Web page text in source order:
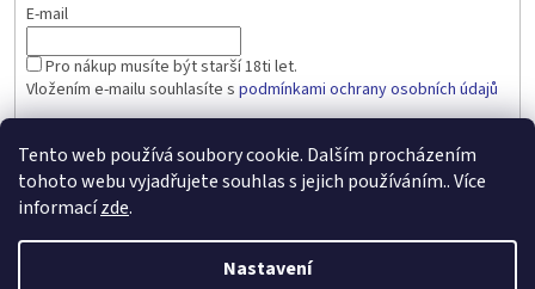
Tento web používá soubory cookie. Dalším procházením
tohoto webu vyjadřujete souhlas s jejich používáním.. Více
informacízde.
Nastavení
E-mail
Pro nákup musíte být starší 18ti let.
Vložením e-mailu souhlasíte s podmínkami ochrany osobních údajů
PŘIHLÁSIT SE